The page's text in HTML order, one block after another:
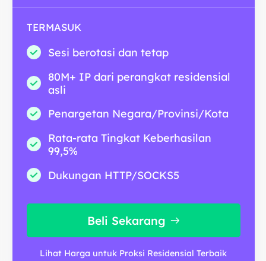
TERMASUK
Sesi berotasi dan tetap
80M+ IP dari perangkat residensial
asli
Penargetan Negara/Provinsi/Kota
Rata-rata Tingkat Keberhasilan
99,5%
Dukungan HTTP/SOCKS5
Beli Sekarang
Lihat Harga untuk Proksi Residensial Terbaik